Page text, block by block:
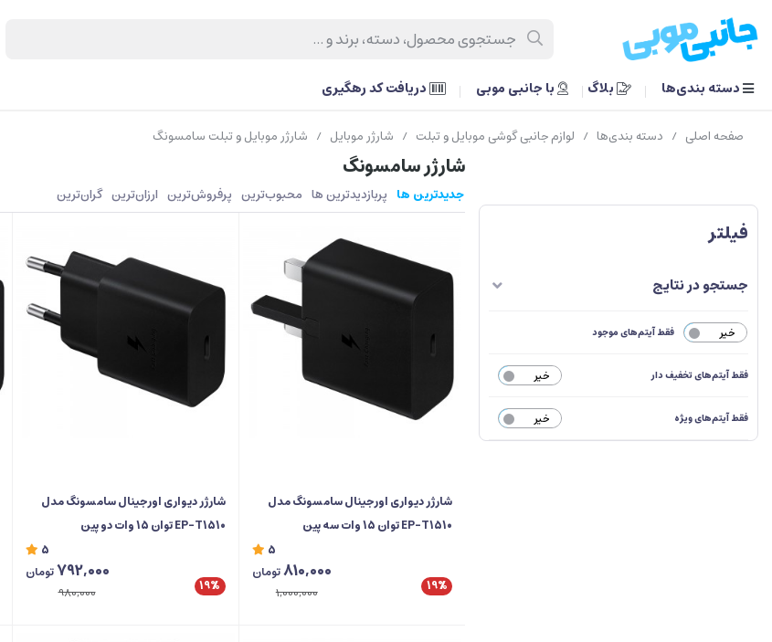
دسته بندی‌ها بلاگ با جانبی موبی دریافت کد رهگیری
صفحه اصلی / دسته بندی‌ها / لوازم جانبی گوشی موبایل و تبلت / شارژر موبایل / شارژر موبایل و تبلت سامسونگ
فیلتر
جستجو در نتایج
خیر فقط آیتم‌های موجود
خیر فقط آیتم‌های تخفیف دار
خیر فقط آیتم‌های ویژه
شارژر سامسونگ
جدیدترین ها پربازدیدترین ها محبوب‌‌ترین پرفروش‌ترین ارزان‌ترین گران‌ترین
شارژر دیواری اورجینال سامسونگ مدل
EP-T1510 توان 15 وات سه پین
5
19%
810,000تومان
1,000,000
شارژر دیواری اورجینال سامسونگ مدل
EP-T1510 توان 15 وات دو پین
5
19%
792,000تومان
980,000